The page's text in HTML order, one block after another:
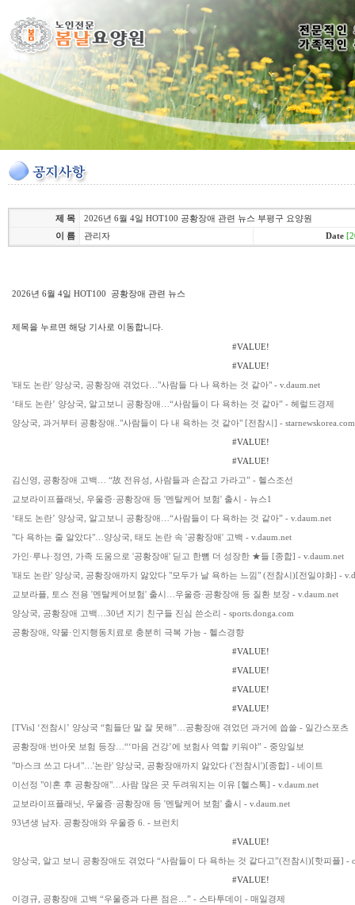
제 목
2026년 6월 4일 HOT100 공황장애 관련 뉴스 부평구 요양원
이 름
관리자 Date
2026년 6월 4일 HOT100 공황장애 관련 뉴스
제목을 누르면 해당 기사로 이동합니다.
#VALUE!
#VALUE!
'태도 논란' 양상국, 공황장애 겪었다…"사람들 다 나 욕하는 것 같아" - v.daum.net
‘태도 논란’ 양상국, 알고보니 공황장애…“사람들이 다 욕하는 것 같아” - 헤럴드경제
양상국, 과거부터 공황장애.."사람들이 다 내 욕하는 것 같아" [전참시] - starnewskorea.com
#VALUE!
#VALUE!
김신영, 공황장애 고백… “故 전유성, 사람들과 손잡고 가라고” - 헬스조선
교보라이프플래닛, 우울증·공황장애 등 '멘탈케어 보험' 출시 - 뉴스1
‘태도 논란’ 양상국, 알고보니 공황장애…“사람들이 다 욕하는 것 같아” - v.daum.net
"다 욕하는 줄 알았다"…양상국, 태도 논란 속 '공황장애' 고백 - v.daum.net
가인·루나·정연, 가족 도움으로 '공황장애' 딛고 한뼘 더 성장한 ★들 [종합] - v.daum.net
'태도 논란' 양상국, 공황장애까지 앓았다 "모두가 날 욕하는 느낌" (전참시)[전일야화] -
교보라플, 토스 전용 '멘탈케어보험' 출시…우울증·공황장애 등 질환 보장 - v.daum.net
양상국, 공황장애 고백…30년 지기 친구들 진심 쓴소리 - sports.donga.com
공황장애, 약물·인지행동치료로 충분히 극복 가능 - 헬스경향
#VALUE!
#VALUE!
#VALUE!
#VALUE!
[TVis] ‘전참시’ 양상국 “힘들단 말 잘 못해”…공황장애 겪었던 과거에 씁쓸 - 일간스포츠
공황장애·번아웃 보험 등장…“‘마음 건강’에 보험사 역할 키워야” - 중앙일보
"마스크 쓰고 다녀"…'논란' 양상국, 공황장애까지 앓았다 ('전참시')[종합] - 네이트
이선정 "이혼 후 공황장애"…사람 많은 곳 두려워지는 이유 [헬스톡] - v.daum.net
교보라이프플래닛, 우울증·공황장애 등 '멘탈케어 보험' 출시 - v.daum.net
93년생 남자. 공황장애와 우울증 6. - 브런치
#VALUE!
양상국, 알고 보니 공황장애도 겪었다 “사람들이 다 욕하는 것 같다고”(전참시)[핫피플] -
#VALUE!
이경규, 공황장애 고백 “우울증과 다른 점은…” - 스타투데이 - 매일경제